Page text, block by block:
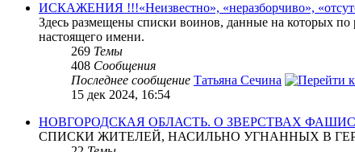
ИСКАЖЕНИЯ !!!«Неизвестно», «неразборчиво»,
Здесь размещены списки воинов, данные на которых
настоящего имени.
269 Темы
408 Сообщения
Последнее сообщение Татьяна Сечина
15 дек 2024, 16:54
НОВГОРОДСКАЯ ОБЛАСТЬ. О ЗВЕРСТВАХ
СПИСКИ ЖИТЕЛЕЙ, НАСИЛЬНО УГНАННЫХ В